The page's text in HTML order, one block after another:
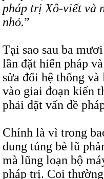
pháp trị Xô-viết và
nhỏ.”
Tại sao sau ba
lần đặt hiến pháp
sửa đổi hệ thống
vào giai đoạn kiến
phải đặt vấn đề
Chính là vì trong
dung túng bè lũ
mà lũng loạn bộ
pháp trị. Coi